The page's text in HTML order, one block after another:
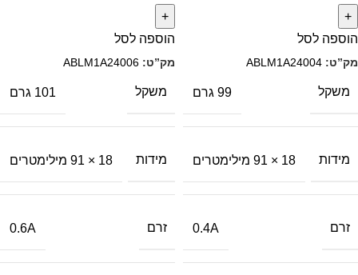
הוספה לסל
מק”ט: ABLM1A24004
משקל 99 גרם
מידות 18 × 91 מילימטרים
זרם 0.4A
הוספה לסל
מק”ט: ABLM1A24006
משקל 101 גרם
מידות 18 × 91 מילימטרים
זרם 0.6A